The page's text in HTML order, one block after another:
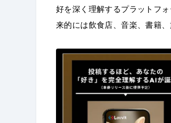
好を深く理解するプラットフ
来的には飲食店、音楽、書籍